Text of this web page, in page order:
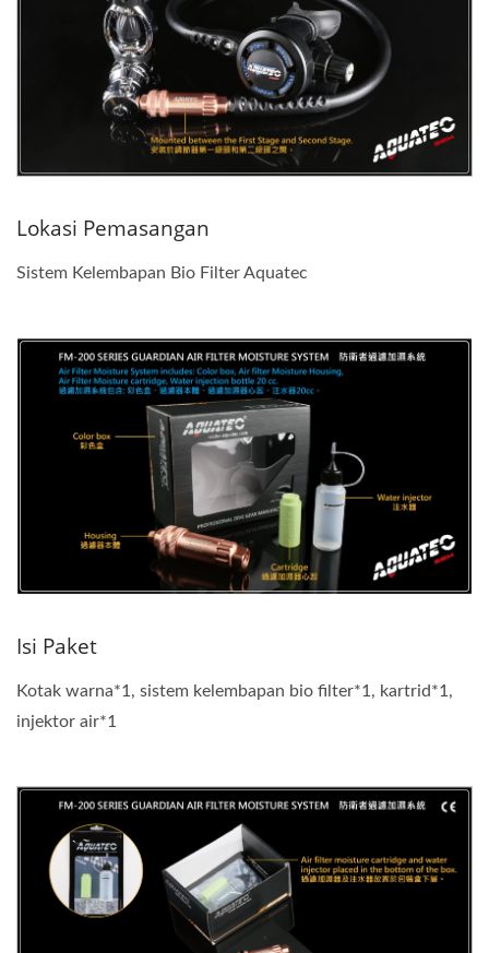
Lokasi Pemasangan
Sistem Kelembapan Bio Filter Aquatec
Isi Paket
Kotak warna*1, sistem kelembapan bio filter*1, kartrid*1,
injektor air*1